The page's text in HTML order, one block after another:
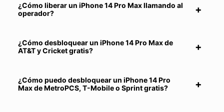
¿Cómo liberar un iPhone 14 Pro Max llamando al
operador?
¿Cómo desbloquear un iPhone 14 Pro Max de
AT&T y Cricket gratis?
¿Cómo puedo desbloquear un iPhone 14 Pro
Max de MetroPCS, T-Mobile o Sprint gratis?